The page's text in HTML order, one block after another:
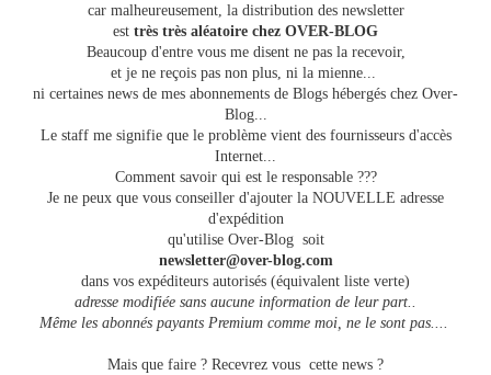
car malheureusement, la distribution des newsletter
est très très aléatoire chez OVER-BLOG
Beaucoup d'entre vous me disent ne pas la recevoir,
et je ne reçois pas non plus, ni la mienne...
ni certaines news de mes abonnements de Blogs hébergés chez Over-
Blog...
Le staff me signifie que le problème vient des fournisseurs d'accès
Internet...
Comment savoir qui est le responsable ???
Je ne peux que vous conseiller d'ajouter la NOUVELLE adresse
d'expédition
qu'utilise Over-Blog soit
newsletter@over-blog.com
dans vos expéditeurs autorisés (équivalent liste verte)
adresse modifiée sans aucune information de leur part..
Même les abonnés payants Premium comme moi, ne le sont pas....
Mais que faire ? Recevrez vous cette news ?